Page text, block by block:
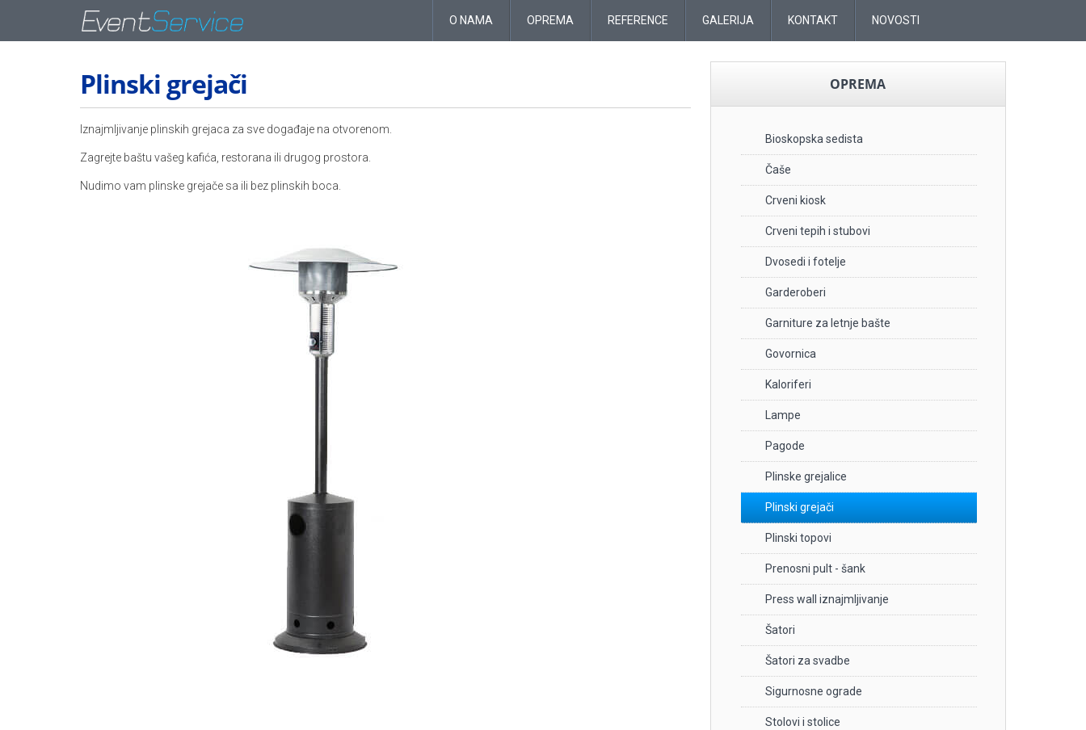
O NAMA OPREMA REFERENCE GALERIJA KONTAKT NOVOSTI
Plinski grejači
Iznajmljivanje plinskih grejaca za sve događaje na otvorenom.
Zagrejte baštu vašeg kafića, restorana ili drugog prostora.
Nudimo vam plinske grejače sa ili bez plinskih boca.
OPREMA
Bioskopska sedista
Čaše
Crveni kiosk
Crveni tepih i stubovi
Dvosedi i fotelje
Garderoberi
Garniture za letnje bašte
Govornica
Kaloriferi
Lampe
Pagode
Plinske grejalice
Plinski grejači
Plinski topovi
Prenosni pult - šank
Press wall iznajmljivanje
Šatori
Šatori za svadbe
Sigurnosne ograde
Stolovi i stolice